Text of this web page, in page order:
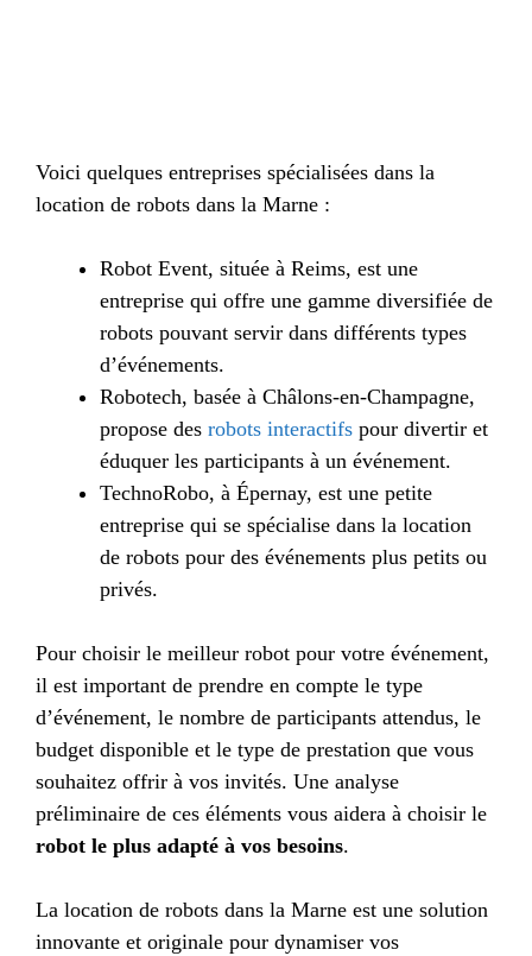
Voici quelques entreprises spécialisées dans la
location de robots dans la Marne :
Robot Event, située à Reims, est une
entreprise qui offre une gamme diversifiée de
robots pouvant servir dans différents types
d’événements.
Robotech, basée à Châlons-en-Champagne,
propose des robots interactifs pour divertir et
éduquer les participants à un événement.
TechnoRobo, à Épernay, est une petite
entreprise qui se spécialise dans la location
de robots pour des événements plus petits ou
privés.
Pour choisir le meilleur robot pour votre événement,
il est important de prendre en compte le type
d’événement, le nombre de participants attendus, le
budget disponible et le type de prestation que vous
souhaitez offrir à vos invités. Une analyse
préliminaire de ces éléments vous aidera à choisir le
robot le plus adapté à vos besoins.
La location de robots dans la Marne est une solution
innovante et originale pour dynamiser vos